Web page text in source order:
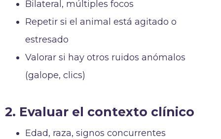
Bilateral, múltiples focos
Repetir si el animal está agitado o
estresado
Valorar si hay otros ruidos anómalos
(galope, clics)
2. Evaluar el contexto clínico
Edad, raza, signos concurrentes